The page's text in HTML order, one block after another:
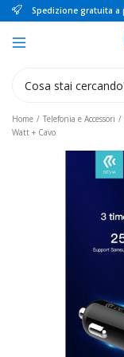
Spedizione gratuita a
Home Telefonia e Accessori
Watt + Cavo